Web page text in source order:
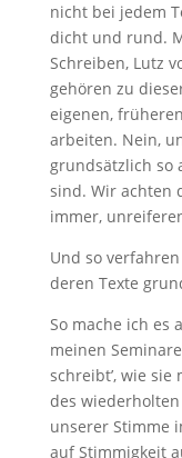
nicht bei jedem
dicht und rund.
Schreiben, Lutz
gehören zu
eigenen,
arbeiten. Nein,
grundsätzlich so
sind. Wir achten
immer,
Und so
deren Texte
So mache ich es
meinen
schreibt’, wie
des
unserer Stimme
auf Stimmigkeit